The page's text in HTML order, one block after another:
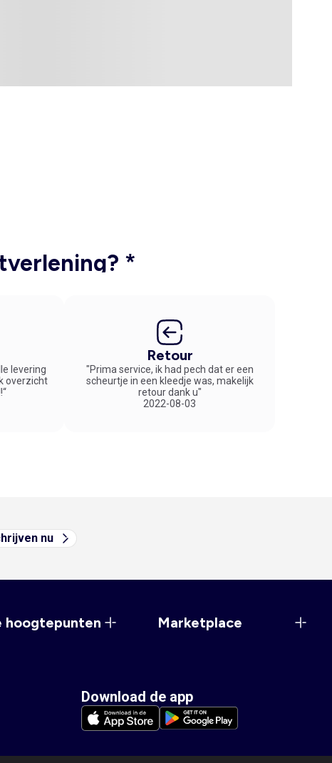
*
levering
overzicht
Retour
"Prima service, ik had pech dat er een
scheurtje in een kleedje was, makelijk
retour dank u"
2022-08-03
nu
hoogtepunten Marketplace
Download de app